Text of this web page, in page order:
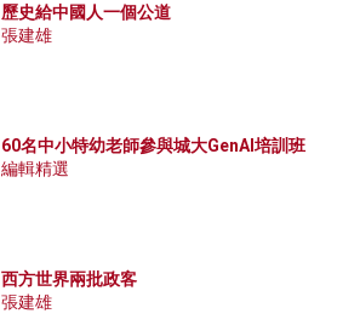
歷史給中國人一個公道
張建雄
60名中小特幼老師參與城大GenAI培訓班
編輯精選
西方世界兩批政客
張建雄